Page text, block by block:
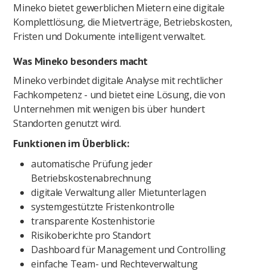
Mineko bietet gewerblichen Mietern eine digitale
Komplettlösung, die Mietverträge, Betriebskosten,
Fristen und Dokumente intelligent verwaltet.
Was Mineko besonders macht
Mineko verbindet digitale Analyse mit rechtlicher
Fachkompetenz - und bietet eine Lösung, die von
Unternehmen mit wenigen bis über hundert
Standorten genutzt wird.
Funktionen im Überblick:
automatische Prüfung jeder
Betriebskostenabrechnung
digitale Verwaltung aller Mietunterlagen
systemgestützte Fristenkontrolle
transparente Kostenhistorie
Risikoberichte pro Standort
Dashboard für Management und Controlling
einfache Team- und Rechteverwaltung